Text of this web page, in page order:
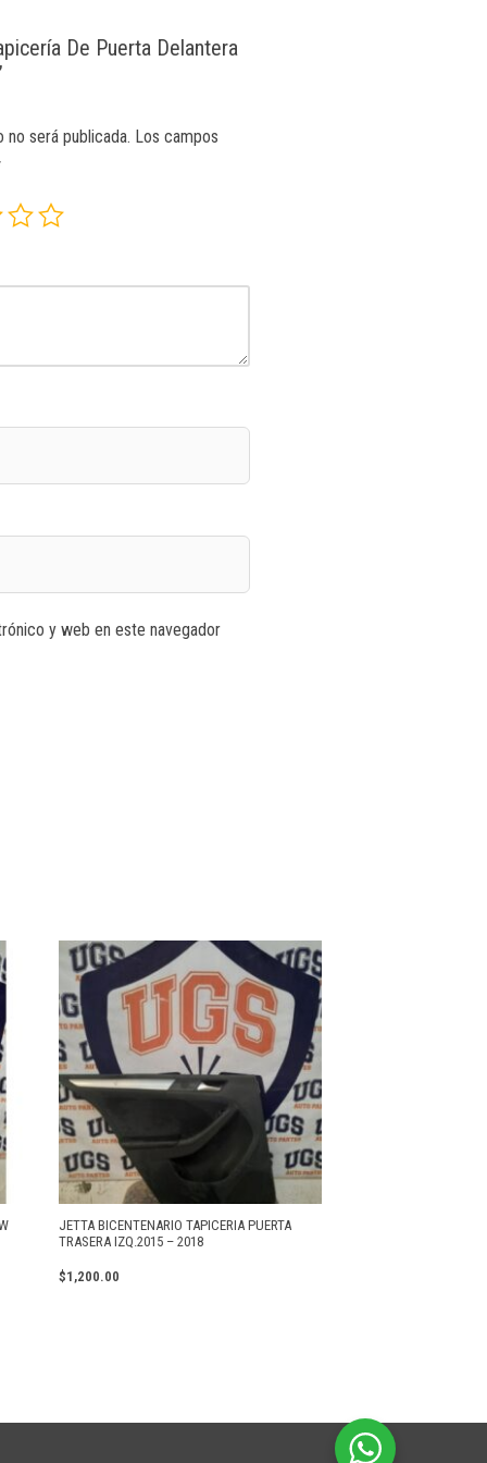
De Puerta Delantera
será publicada. Los campos
y web en este navegador
JETTA BICENTENARIO TAPICERIA PUERTA
TRASERA IZQ.2015 – 2018
$1,200.00